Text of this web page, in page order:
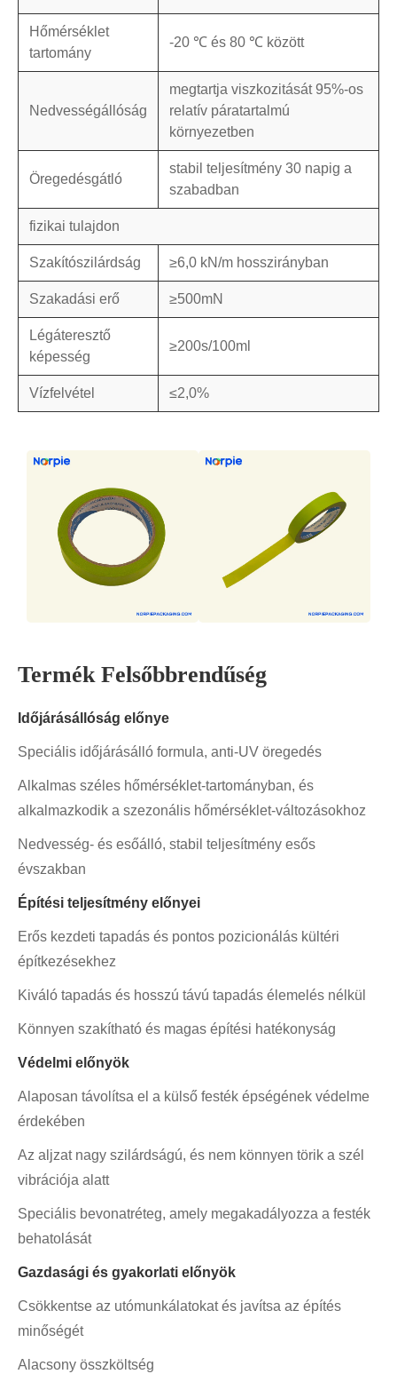
Hőmérséklet
tartomány
-20 ℃ és 80 ℃ között
Nedvességállóság
megtartja viszkozitását 95%-os
relatív páratartalmú
környezetben
Öregedésgátló
stabil teljesítmény 30 napig a
szabadban
fizikai tulajdon
Szakítószilárdság ≥6,0 kN/m hosszirányban
Szakadási erő ≥500mN
Légáteresztő
képesség
≥200s/100ml
Vízfelvétel ≤2,0%
Termék Felsőbbrendűség
Időjárásállóság előnye
Speciális időjárásálló formula, anti-UV öregedés
Alkalmas széles hőmérséklet-tartományban, és
alkalmazkodik a szezonális hőmérséklet-változásokhoz
Nedvesség- és esőálló, stabil teljesítmény esős
évszakban
Építési teljesítmény előnyei
Erős kezdeti tapadás és pontos pozicionálás kültéri
építkezésekhez
Kiváló tapadás és hosszú távú tapadás élemelés nélkül
Könnyen szakítható és magas építési hatékonyság
Védelmi előnyök
Alaposan távolítsa el a külső festék épségének védelme
érdekében
Az aljzat nagy szilárdságú, és nem könnyen törik a szél
vibrációja alatt
Speciális bevonatréteg, amely megakadályozza a festék
behatolását
Gazdasági és gyakorlati előnyök
Csökkentse az utómunkálatokat és javítsa az építés
minőségét
Alacsony összköltség